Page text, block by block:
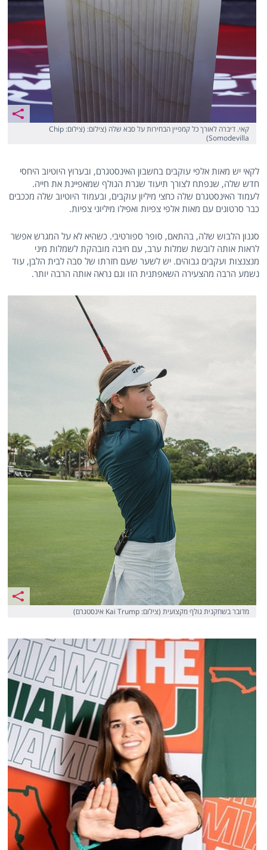
קאי. דיברה לאורך כל קמפיין הבחירות על סבא שלה (צילום: (צילום: Chip
Somodevilla)
לקאי יש מאות אלפי עוקבים בחשבון האינסטגרם, ובערוץ היוטיוב היחסי
חדש שלה, שנפתח לצורך תיעוד שגרת הגולף שמאפיינת את חייה.
לעמוד האינסטגרם שלה כחצי מיליון עוקבים, ובעמוד היוטיוב שלה מככבים
כבר סרטונים עם מאות אלפי צפיות ואפילו מיליוני צפיות.
סגנון הלבוש שלה, בהתאם, סופר ספורטיבי. כשהיא לא על המגרש אפשר
לראות אותה לובשת שמלות ערב, עם חיבה מובהקת לשמלות מיני
מנצנצות ועקבים גבוהים. יש לשער שעם חזרתו של סבה לבית הלבן, עוד
נשמע הרבה מהצעירה השאפתנית הזו וגם נראה אותה הרבה יותר.
מדובר בשחקנית גולף מקצועית (צילום: Kai Trump אינסטגרם)